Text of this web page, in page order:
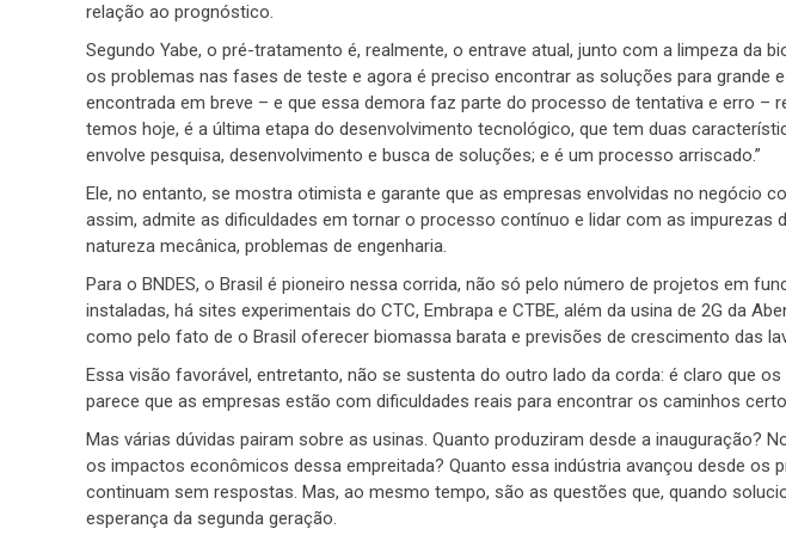
relação ao prognóstico.
Segundo Yabe, o pré-tratamento é, realmente, o entrave atual, junto com a limpeza da
os problemas nas fases de teste e agora é preciso encontrar as soluções para grande
encontrada em breve – e que essa demora faz parte do processo de tentativa e erro –
temos hoje, é a última etapa do desenvolvimento tecnológico, que tem duas
envolve pesquisa, desenvolvimento e busca de soluções; e é um processo arriscado.”
Ele, no entanto, se mostra otimista e garante que as empresas envolvidas no negócio
assim, admite as dificuldades em tornar o processo contínuo e lidar com as impurezas
natureza mecânica, problemas de engenharia.
Para o BNDES, o Brasil é pioneiro nessa corrida, não só pelo número de projetos em
instaladas, há sites experimentais do CTC, Embrapa e CTBE, além da usina de 2G da
como pelo fato de o Brasil oferecer biomassa barata e previsões de crescimento das
Essa visão favorável, entretanto, não se sustenta do outro lado da corda: é claro que
parece que as empresas estão com dificuldades reais para encontrar os caminhos
Mas várias dúvidas pairam sobre as usinas. Quanto produziram desde a inauguração?
os impactos econômicos dessa empreitada? Quanto essa indústria avançou desde os
continuam sem respostas. Mas, ao mesmo tempo, são as questões que, quando
esperança da segunda geração.